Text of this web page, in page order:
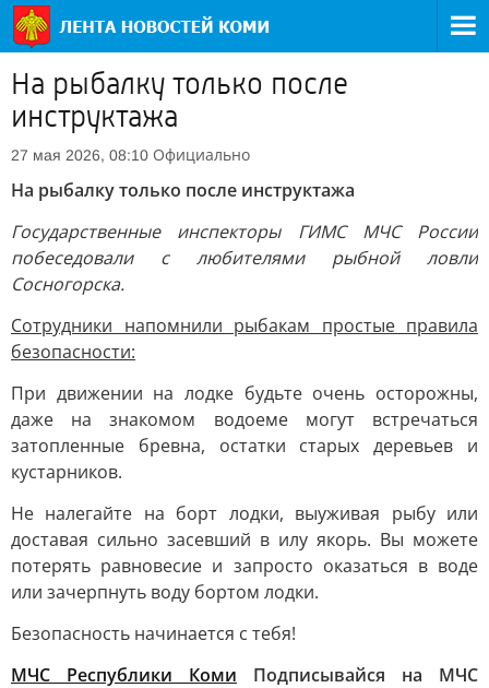
На рыбалку только после
инструктажа
27 мая 2026, 08:10 Официально
На рыбалку только после инструктажа
Государственные инспекторы ГИМС МЧС России
побеседовали с любителями рыбной ловли
Сосногорска.
Сотрудники напомнили рыбакам простые правила
безопасности:
При движении на лодке будьте очень осторожны,
даже на знакомом водоеме могут встречаться
затопленные бревна, остатки старых деревьев и
кустарников.
Не налегайте на борт лодки, выуживая рыбу или
доставая сильно засевший в илу якорь. Вы можете
потерять равновесие и запросто оказаться в воде
или зачерпнуть воду бортом лодки.
Безопасность начинается с тебя!
МЧС Республики Коми Подписывайся на МЧС